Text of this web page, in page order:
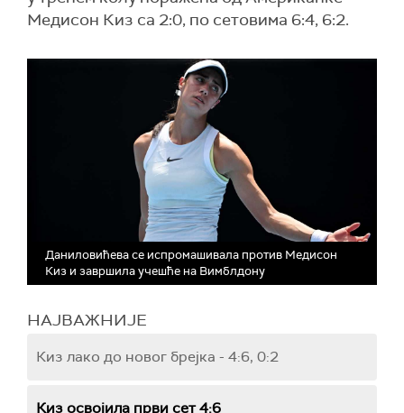
Медисон Киз са 2:0, по сетовима 6:4, 6:2.
Даниловићева се испромашивала против Медисон
Киз и завршила учешће на Вимблдону
НАЈВАЖНИЈЕ
Киз лако до новог брејка - 4:6, 0:2
Киз освојила први сет 4:6